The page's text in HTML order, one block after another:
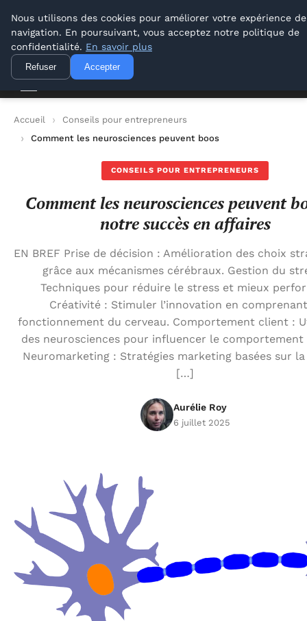
Lyon Photos
Lyon Photos
Accueil
Conseils pour entrepreneurs
Comment les neurosciences peuvent booster notre succès
CONSEILS POUR ENTREPRENEURS
Comment les neurosciences peuvent
notre succès en affaires
EN BREF Prise de décision : Amélioration des choix
grâce aux mécanismes cérébraux. Gestion du
Techniques pour réduire le stress et mieux
Créativité : Stimuler l’innovation en
fonctionnement du cerveau. Comportement client :
des neurosciences pour influencer le comportement
Neuromarketing : Stratégies marketing basées sur la
[…]
Aurélie Roy
6 juillet 2025
Nous utilisons des cookies pour améliorer votre expérience de
navigation. En poursuivant, vous acceptez notre politique de
confidentialité. En savoir plus
Refuser Accepter